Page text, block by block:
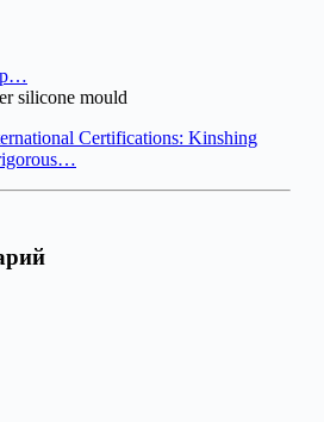
silicone mould
Certifications: Kinshing